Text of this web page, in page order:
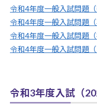
令和4年度一般入試問題（
令和4年度一般入試問題（
令和4年度一般入試問題（
令和4年度一般入試問題（
令和3年度入試（